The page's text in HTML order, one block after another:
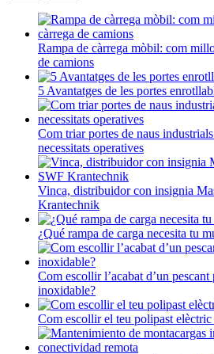
Rampa de càrrega mòbil: com
de camions
5 Avantatges de les portes
Com triar portes de naus
necessitats operatives
Vinca, distribuidor con insignia
Krantechnik
¿Qué rampa de carga necesita tu
Com escollir l’acabat d’un
inoxidable?
Com escollir el teu polipast elèctric